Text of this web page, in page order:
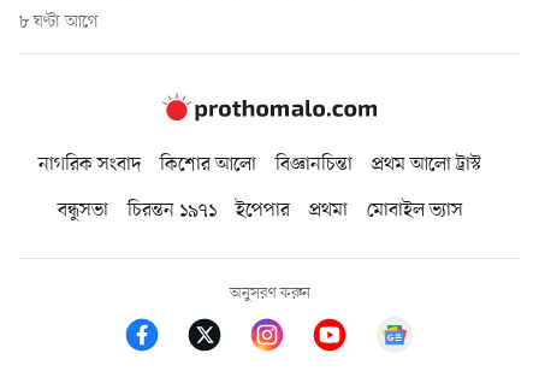
৮ ঘণ্টা আগে
নাগরিক সংবাদ কিশোর আলো বিজ্ঞানচিন্তা
প্রথম আলো ট্রাস্ট
বন্ধুসভা
চিরন্তন ১৯৭১ ইপেপার প্রথমা মোবাইল ভ্যাস
অনুসরণ করুন